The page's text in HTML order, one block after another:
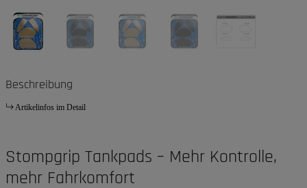
Beschreibung
Artikelinfos im Detail
Stompgrip Tankpads – Mehr Kontrolle,
mehr Fahrkomfort